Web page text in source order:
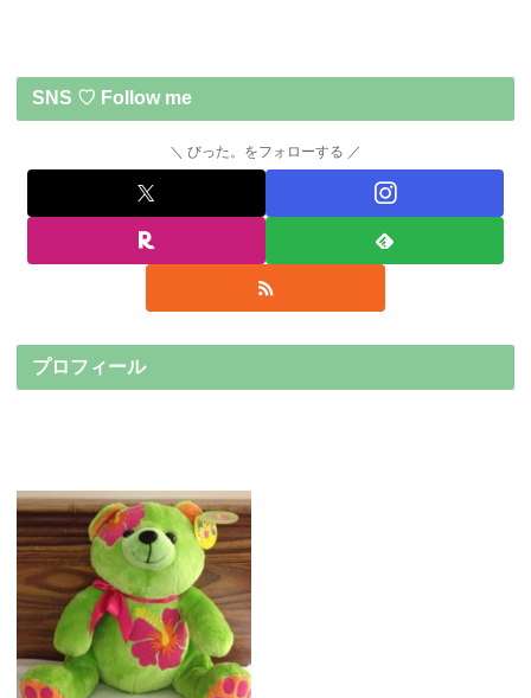
SNS ♡ Follow me
びった。をフォローする
プロフィール